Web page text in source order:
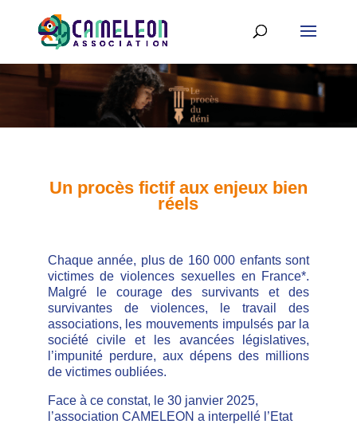
Un procès fictif aux enjeux bien
réels
Chaque année, plus de 160 000 enfants sont
victimes de violences sexuelles en France*.
Malgré le courage des survivants et des
survivantes de violences, le travail des
associations, les mouvements impulsés par la
société civile et les avancées législatives,
l’impunité perdure, aux dépens des millions
de victimes oubliées.
Face à ce constat, le 30 janvier 2025,
l’association CAMELEON a interpellé l’Etat